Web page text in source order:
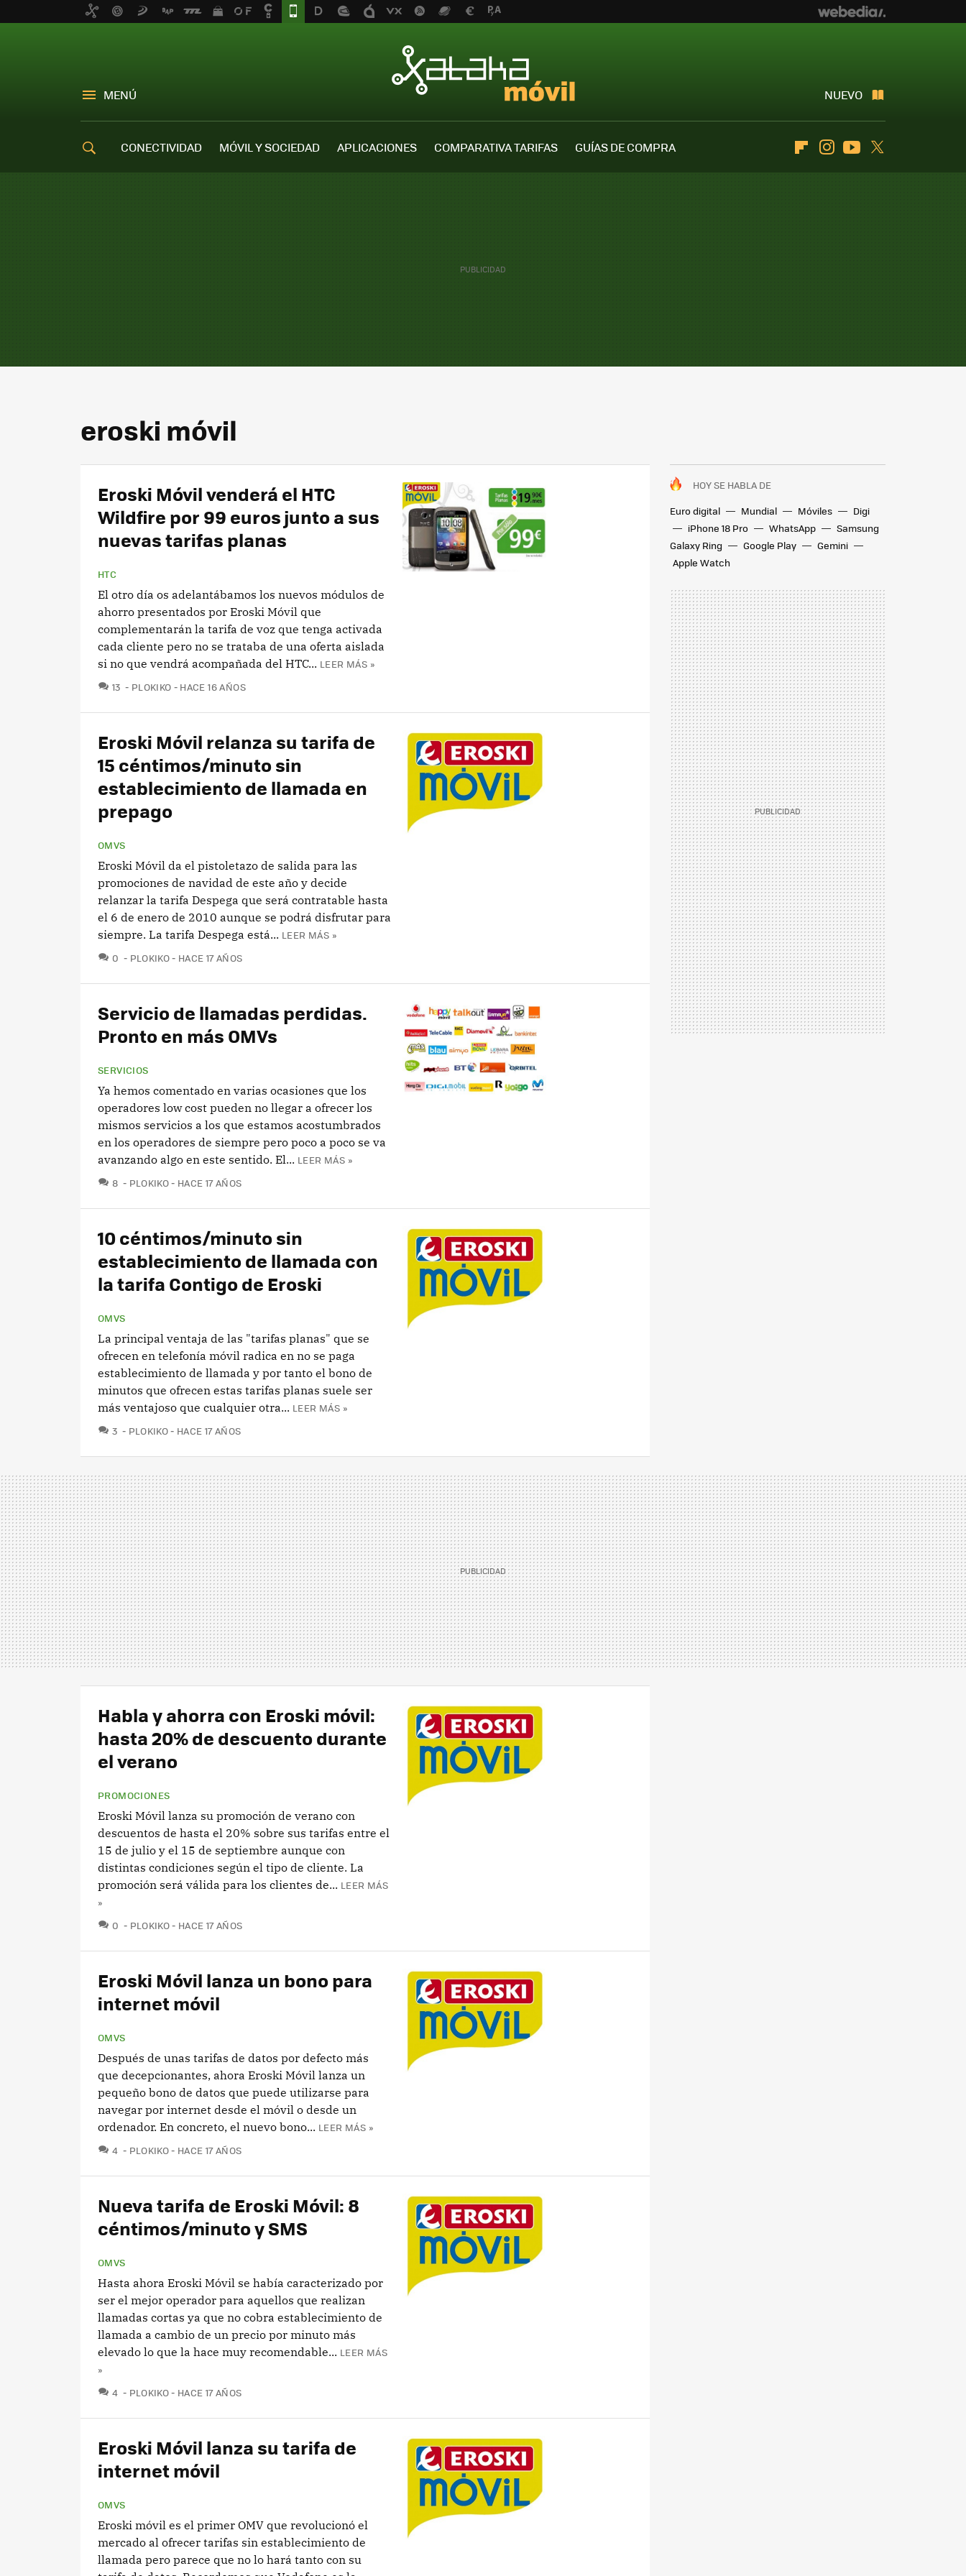
MENÚ NUEVO
CONECTIVIDAD MÓVIL Y SOCIEDAD APLICACIONES COMPARATIVA TARIFAS
GUÍAS DE COMPRA
FlipboardInstagramYoutube
eroski móvil
HOY SE HABLA DE
Euro digital
Mundial Móviles
Digi
iPhone 18 Pro
WhatsApp
Samsung
Galaxy Ring
Google Play
Gemini
Apple Watch
Eroski Móvil venderá el HTC
Wildfire por 99 euros junto a sus
nuevas tarifas planas
HTC
El otro día os adelantábamos los nuevos módulos de
ahorro presentados por Eroski Móvil que
complementarán la tarifa de voz que tenga activada
cada cliente pero no se trataba de una oferta aislada
si no que vendrá acompañada del HTC... LEER MÁS »
13 COMENTARIOS
PLOKIKO HACE 16 AÑOS
Eroski Móvil relanza su tarifa de
15 céntimos/minuto sin
establecimiento de llamada en
prepago
OMVS
Eroski Móvil da el pistoletazo de salida para las
promociones de navidad de este año y decide
relanzar la tarifa Despega que será contratable hasta
el 6 de enero de 2010 aunque se podrá disfrutar para
siempre. La tarifa Despega está... LEER MÁS »
0 COMENTARIOS
PLOKIKO HACE 17 AÑOS
Servicio de llamadas perdidas.
Pronto en más OMVs
SERVICIOS
Ya hemos comentado en varias ocasiones que los
operadores low cost pueden no llegar a ofrecer los
mismos servicios a los que estamos acostumbrados
en los operadores de siempre pero poco a poco se va
avanzando algo en este sentido. El... LEER MÁS »
8 COMENTARIOS
PLOKIKO HACE 17 AÑOS
10 céntimos/minuto sin
establecimiento de llamada con
la tarifa Contigo de Eroski
OMVS
La principal ventaja de las "tarifas planas" que se
ofrecen en telefonía móvil radica en no se paga
establecimiento de llamada y por tanto el bono de
minutos que ofrecen estas tarifas planas suele ser
más ventajoso que cualquier otra... LEER MÁS »
3 COMENTARIOS
PLOKIKO HACE 17 AÑOS
Habla y ahorra con Eroski móvil:
hasta 20% de descuento durante
el verano
PROMOCIONES
Eroski Móvil lanza su promoción de verano con
descuentos de hasta el 20% sobre sus tarifas entre el
15 de julio y el 15 de septiembre aunque con
distintas condiciones según el tipo de cliente. La
promoción será válida para los clientes de... LEER MÁS
»
0 COMENTARIOS
PLOKIKO HACE 17 AÑOS
Eroski Móvil lanza un bono para
internet móvil
OMVS
Después de unas tarifas de datos por defecto más
que decepcionantes, ahora Eroski Móvil lanza un
pequeño bono de datos que puede utilizarse para
navegar por internet desde el móvil o desde un
ordenador. En concreto, el nuevo bono... LEER MÁS »
4 COMENTARIOS
PLOKIKO HACE 17 AÑOS
Nueva tarifa de Eroski Móvil: 8
céntimos/minuto y SMS
OMVS
Hasta ahora Eroski Móvil se había caracterizado por
ser el mejor operador para aquellos que realizan
llamadas cortas ya que no cobra establecimiento de
llamada a cambio de un precio por minuto más
elevado lo que la hace muy recomendable... LEER MÁS
»
4 COMENTARIOS
PLOKIKO HACE 17 AÑOS
Eroski Móvil lanza su tarifa de
internet móvil
OMVS
Eroski móvil es el primer OMV que revolucionó el
mercado al ofrecer tarifas sin establecimiento de
llamada pero parece que no lo hará tanto con su